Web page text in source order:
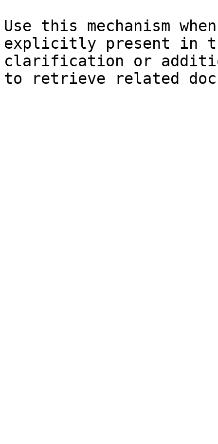
Use this mechanism
explicitly present in
clarification or